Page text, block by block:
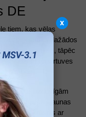
DE
tiem, kas vēlas
pieejamas dažādos
risinājumiem, tāpēc
budžetu un virtuves
modeli.
par īpaši izdevīgām
ražotājiem – jaunas
cepeškrāsnis ar
x